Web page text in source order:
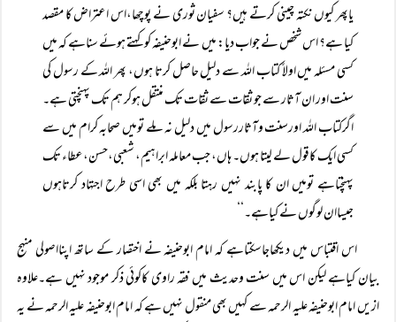
یاپھر کیوں نکتہ چینی کرتے ہیں؟ سفیان ثوری نے پوچھا،اس اعتراض کا مقصد
کیا ہے؟ اس شخص نے جواب دیا: میں نے ابوحنیفہ کو کہتے ہوئے سناہے کہ میں
کسی مسئلہ میں اولاً کتاب اللہ سے دلیل حاصل کرتا ہوں، پھر اللہ کے رسول کی
سنت اور ان آثار سے جو ثقات سے ثقات تک منتقل ہوکر ہم تک پہنچتی ہے۔
اگرکتاب اللہ اورسنت وآثاررسول میں دلیل نہ ملے تومیں صحابہ کرام میں سے
کسی ایک کاقول لے لیتا ہوں۔ ہاں، جب معاملہ ابراہیم، شعبی،حسن،عطاء تک
پہنچتاہے تومیں ان کا پابند نہیں رہتا بلکہ میں بھی اسی طرح اجتہاد کرتاہوں
جیساان لوگوں نے کیاہے۔‘‘
اس اقتباس میں دیکھاجاسکتاہے کہ امام ابوحنیفہ نے اختصار کے ساتھ اپنااصولی منہج
بیان کیاہے لیکن اس میں سنت وحدیث میں فقہ راوی کاکوئی ذکر موجود نہیں ہے۔علاوہ
ازیں امام ابوحنیفہ علیہ الرحمہ سے کہیں بھی منقول نہیں ہے کہ امام ابوحنیفہ علیہ الرحمہ نے یہ